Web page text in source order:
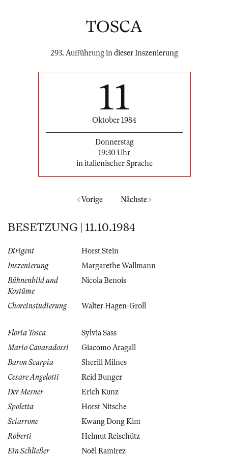
TOSCA
293. Aufführung in dieser Inszenierung
11
Oktober 1984
Donnerstag
19:30 Uhr
in italienischer Sprache
Vorige Nächste
BESETZUNG | 11.10.1984
Dirigent
Horst Stein
Inszenierung
Margarethe Wallmann
Bühnenbild und
Kostüme
Nicola Benois
Choreinstudierung Walter Hagen-Groll
Floria Tosca
Sylvia Sass
Mario Cavaradossi
Giacomo Aragall
Baron Scarpia
Sherill Milnes
Cesare Angelotti
Reid Bunger
Der Mesner
Erich Kunz
Spoletta
Horst Nitsche
Sciarrone
Kwang Dong Kim
Roberti
Helmut Reischütz
Ein Schließer
Noël Ramirez